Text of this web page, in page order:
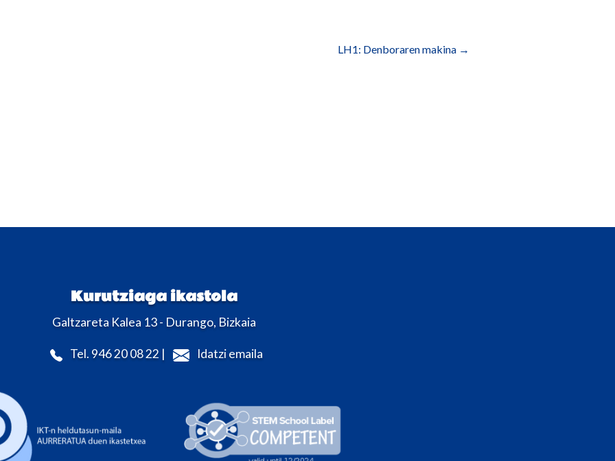
LH1: Denboraren makina →
Kurutziaga ikastola
Galtzareta Kalea 13 - Durango, Bizkaia
Tel. 946 20 08 22 | Idatzi emaila